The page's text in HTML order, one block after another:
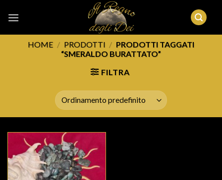
HOME / PRODOTTI / PRODOTTI TAGGATI
“SMERALDO BURATTATO”
FILTRA